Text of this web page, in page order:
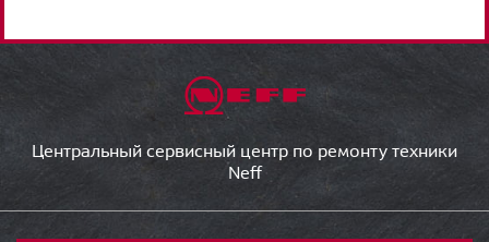
Центральный сервисный центр по ремонту техники
Neff